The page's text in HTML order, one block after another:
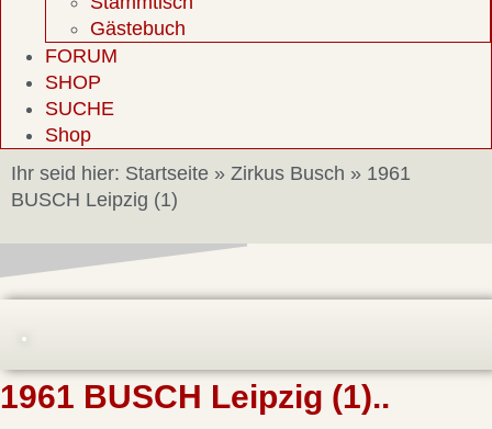
Gästebuch
FORUM
SHOP
SUCHE
Shop
Ihr seid hier: Startseite » Zirkus Busch » 1961
BUSCH Leipzig (1)
1961 BUSCH Leipzig (1)..